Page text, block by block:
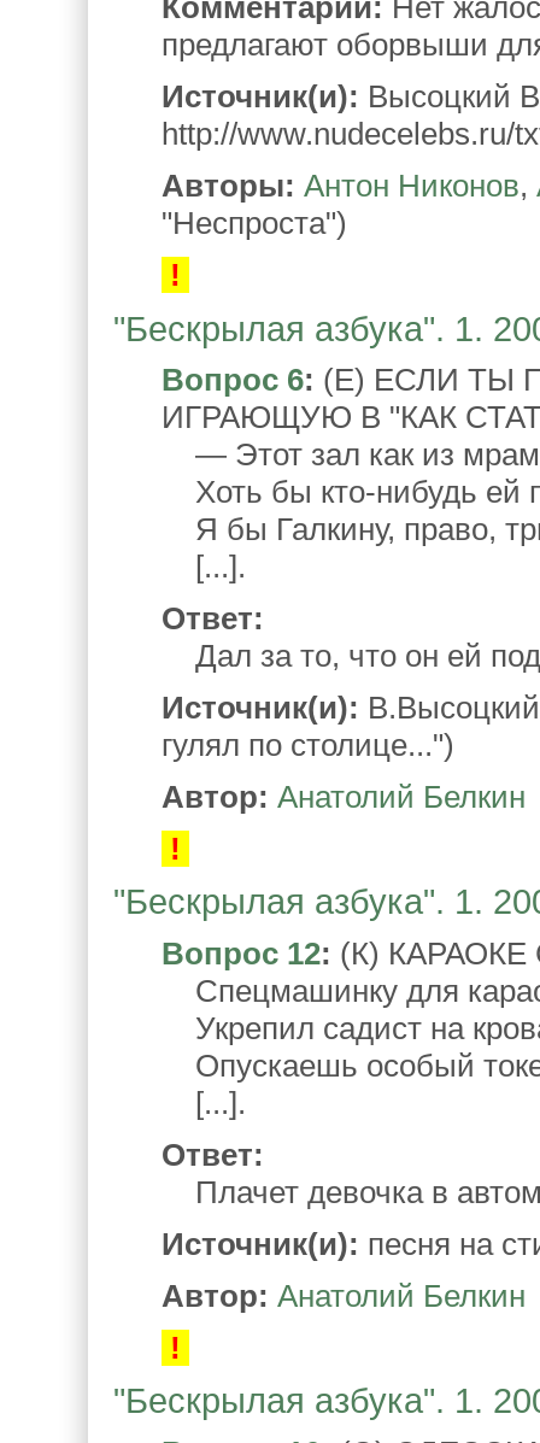
Комментарий: Нет
предлагают оборвыши
Источник(и): Высоцкий
http://www.nudecelebs.ru/
Авторы: Антон Никонов,
"Неспроста")
!
"Бескрылая азбука". 1.
Вопрос 6: (Е) ЕСЛИ ТЫ
ИГРАЮЩУЮ В "КАК
— Этот зал как из
Хоть бы кто-нибудь ей
Я бы Галкину, право,
[...].
Ответ:
Дал за то, что он ей
Источник(и):
гулял по столице...")
Автор: Анатолий Белкин
!
"Бескрылая азбука". 1.
Вопрос 12: (К)
Спецмашинку для
Укрепил садист на
Опускаешь особый
[...].
Ответ:
Плачет девочка в
Источник(и): песня на
Автор: Анатолий Белкин
!
"Бескрылая азбука". 1.